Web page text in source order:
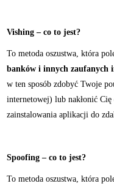
Vishing – co to jest?
To metoda oszustwa, która
banków i innych zaufanych
w ten sposób zdobyć Twoje
internetowej) lub nakłonić
zainstalowania aplikacji do
Spoofing – co to jest?
To metoda oszustwa, która